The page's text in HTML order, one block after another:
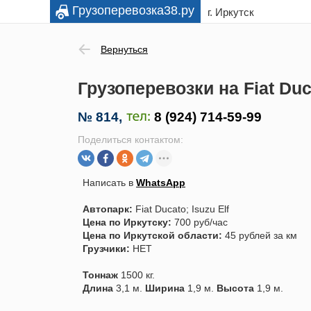
Грузоперевозка38.ру г. Иркутск
Вернуться
Грузоперевозки на Fiat
№ 814,
Поделиться контактом:
Написать в WhatsApp
Автопарк: Fiat Ducato; Isuzu Elf
Цена по Иркутску: 700 руб/час
Цена по Иркутской области: 45 рублей за км
Грузчики: НЕТ
Тоннаж 1500 кг.
Длина 3,1 м. Ширина 1,9 м. Высота 1,9 м.